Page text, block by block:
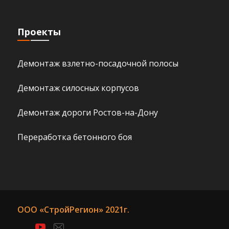
Проекты
Демонтаж взлетно-посадочной полосы
Демонтаж силосных корпусов
Демонтаж дороги Ростов-на-Дону
Переработка бетонного боя
ООО «СтройРегион» 2021г.